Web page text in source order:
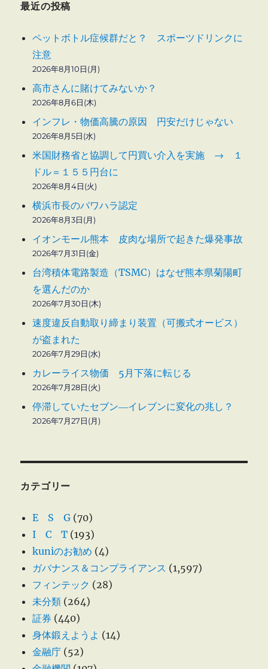
最近の投稿
ペットボトル症候群だと？ スポーツドリンクに
注意
2026年8月10日(月)
高市さんに賭けてみないか？
2026年8月6日(木)
インフレ・物価高騰の原因 円安だけじゃない
2026年8月5日(水)
米国財務省と協調して円買い介入を実施 → １
ドル＝１５５円台に
2026年8月4日(火)
横浜市長のパワハラ認定
2026年8月3日(月)
イオンモール熊本 皮肉な場所で起きた爆発事故
2026年7月31日(金)
台湾積体電路製造（TSMC）はなぜ熊本県菊陽町
を選んだのか
2026年7月30日(木)
速度違反自動取り締まり装置（可搬式オービス）
が盗まれた
2026年7月29日(水)
カレーライス物価 5月下落に転じる
2026年7月28日(火)
停滞していたセブン―イレブンに変化の兆し？
2026年7月27日(月)
カテゴリー
E S G (70)
I C T (193)
kuniのお勧め (4)
ガバナンス＆コンプライアンス (1,597)
フィンテック (28)
未分類 (264)
証券 (440)
身体鍛えようよ (14)
金融庁 (52)